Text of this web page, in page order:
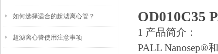
如何选择适合的超滤离心管？
超滤离心管使用注意事项
OD010C35
1 产品简介：
PALL Nanosep®